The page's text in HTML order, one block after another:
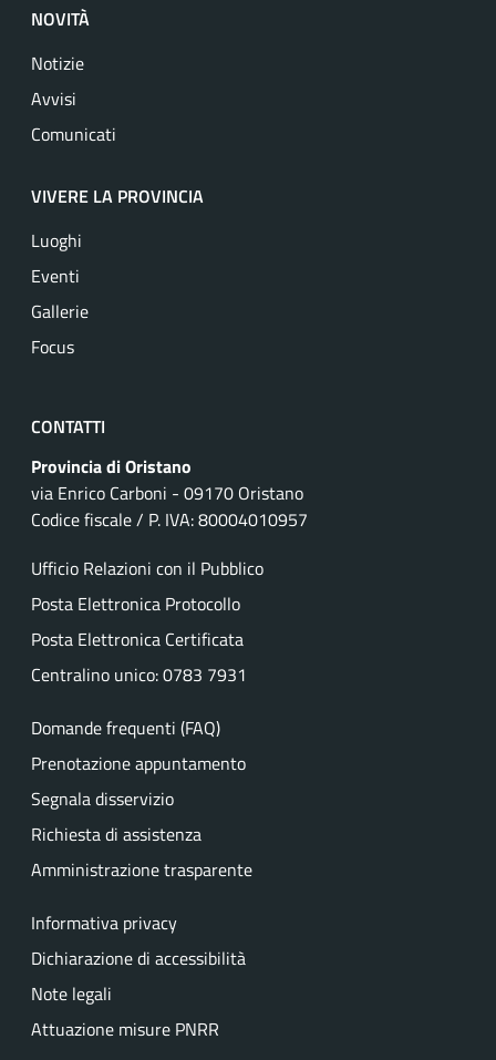
NOVITÀ
Notizie
Avvisi
Comunicati
VIVERE LA PROVINCIA
Luoghi
Eventi
Gallerie
Focus
CONTATTI
Provincia di Oristano
via Enrico Carboni - 09170 Oristano
Codice fiscale / P. IVA: 80004010957
Ufficio Relazioni con il Pubblico
Posta Elettronica Protocollo
Posta Elettronica Certificata
Centralino unico: 0783 7931
Domande frequenti (FAQ)
Prenotazione appuntamento
Segnala disservizio
Richiesta di assistenza
Amministrazione trasparente
Informativa privacy
Dichiarazione di accessibilità
Note legali
Attuazione misure PNRR